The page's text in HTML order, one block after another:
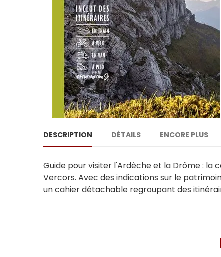
DESCRIPTION DÉTAILS ENCORE PLUS
Guide pour visiter l'Ardèche et la Drôme :
Vercors. Avec des indications sur le
un cahier détachable regroupant des